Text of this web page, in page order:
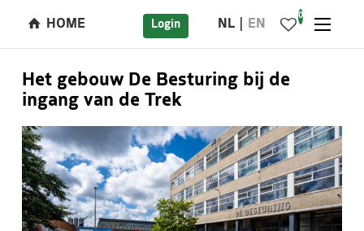
HOME Login NL EN
0
Het gebouw De Besturing bij de
ingang van de Trek